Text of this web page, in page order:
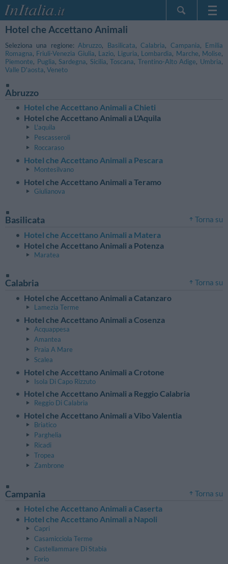
Le mie Prenotazioni
InItalia Club
Hotel che Accettano Animali
Seleziona una regione:Abruzzo, Basilicata,Calabria, Campania, Emilia
Romagna, Friuli-Venezia Giulia, Lazio, Liguria, Lombardia, Marche, Molise,
Piemonte, Puglia,Sardegna, Sicilia,Toscana, Trentino-Alto Adige, Umbria,
Valle D'aosta, Veneto
Abruzzo
Hotel che Accettano Animali a Chieti
Hotel che Accettano Animali a L'Aquila
L'aquila
Pescasseroli
Roccaraso
Hotel che Accettano Animali a Pescara
Montesilvano
Hotel che Accettano Animali a Teramo
Giulianova
Basilicata Torna su
Hotel che Accettano Animali a Matera
Hotel che Accettano Animali a Potenza
Maratea
Calabria Torna su
Hotel che Accettano Animali a Catanzaro
Lamezia Terme
Hotel che Accettano Animali a Cosenza
Acquappesa
Amantea
Praia A Mare
Scalea
Hotel che Accettano Animali a Crotone
Isola Di Capo Rizzuto
Hotel che Accettano Animali a Reggio Calabria
Reggio Di Calabria
Hotel che Accettano Animali a Vibo Valentia
Briatico
Parghelia
Ricadi
Tropea
Zambrone
Campania Torna su
Hotel che Accettano Animali a Caserta
Hotel che Accettano Animali a Napoli
Capri
Casamicciola Terme
Castellammare Di Stabia
Forio